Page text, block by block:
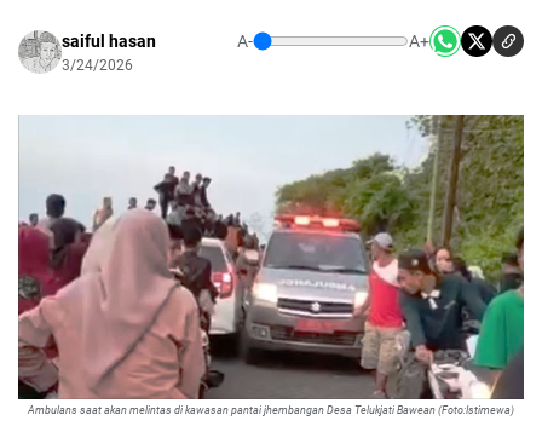
saiful hasan
3/24/2026
A- A+
Ambulans saat akan melintas di kawasan pantai jhembangan Desa Telukjati Bawean (Foto:Istimewa)